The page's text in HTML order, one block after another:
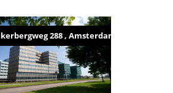
288 , Amsterdam